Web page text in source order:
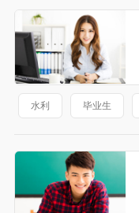
水利 毕业生